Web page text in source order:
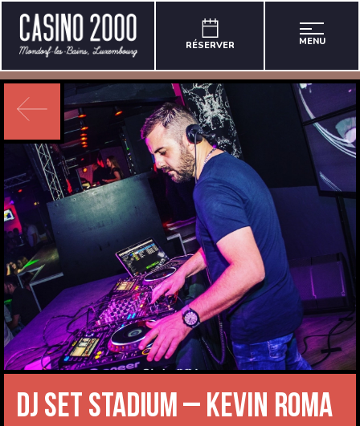
RÉSERVER MENU
DJ Set Stadium – Kevin Roma